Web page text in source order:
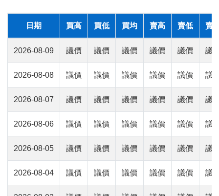
日期 買高 買低 買均 賣高 賣低 賣
2026-08-09 議價 議價 議價 議價 議價 議
2026-08-08 議價 議價 議價 議價 議價 議
2026-08-07 議價 議價 議價 議價 議價 議
2026-08-06 議價 議價 議價 議價 議價 議
2026-08-05 議價 議價 議價 議價 議價 議
2026-08-04 議價 議價 議價 議價 議價 議